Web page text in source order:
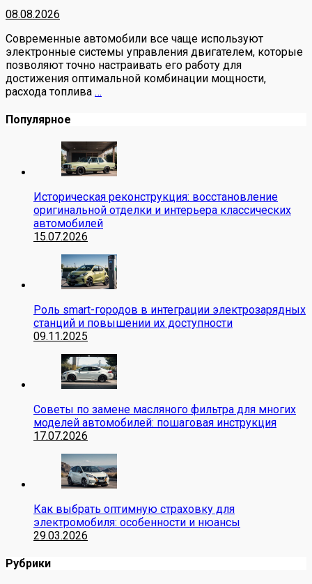
08.08.2026
Современные автомобили все чаще используют
электронные системы управления двигателем, которые
позволяют точно настраивать его работу для
достижения оптимальной комбинации мощности,
расхода топлива …
Популярное
Историческая реконструкция: восстановление
оригинальной отделки и интерьера классических
автомобилей
15.07.2026
Роль smart-городов в интеграции электрозарядных
станций и повышении их доступности
09.11.2025
Советы по замене масляного фильтра для многих
моделей автомобилей: пошаговая инструкция
17.07.2026
Как выбрать оптимную страховку для
электромобиля: особенности и нюансы
29.03.2026
Рубрики